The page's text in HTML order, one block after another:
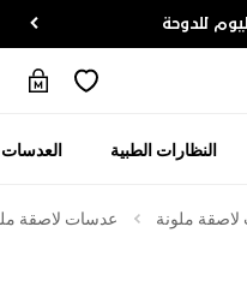
للدوحة
النظارات الطبية
ملونة عدسات لاصقة